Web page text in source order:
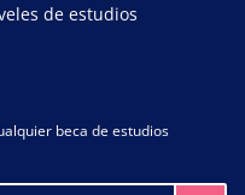
de estudios
beca de estudios